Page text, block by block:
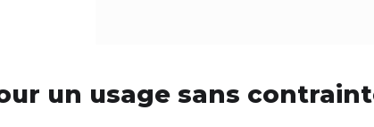
un usage sans